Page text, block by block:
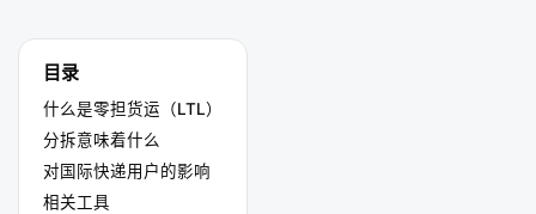
目录
什么是零担货运（LTL）
分拆意味着什么
对国际快递用户的影响
相关工具